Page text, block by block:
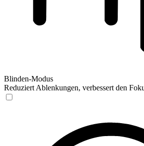
Blinden-Modus
Reduziert Ablenkungen, verbessert den